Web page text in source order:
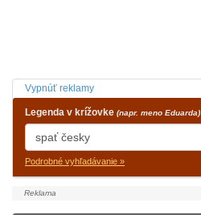
Vypnúť reklamy
Legenda v krížovke (napr. meno Eduarda)
Podrobné vyhľadávanie »